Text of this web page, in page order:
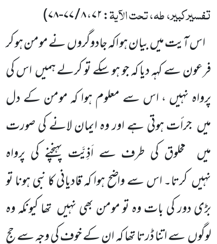
تفسیرکبیر، طہ، تحت الآیۃ: ۷۲، ۸ / ۷۷-۷۸
)
اس آیت میںبیان ہو اکہ جادوگروںنے مومن ہو کر
فرعون سے کہہ دیا کہ جو ہو سکے تو کرلے ہمیںاس کی
پرواہنہیں ، اس سے معلوم ہوا کہ مومن کے دل
میں جرأت ہوتی ہے اور وہ ایمان لانے کی صورت
میں مخلوق کی طرف سے اَذِیَّت پہنچنے کی پرواہ
نہیںکرتا۔ اس سے واضح ہوا کہ قادیانی کا نبی ہونا تو
بڑی دور کی بات وہ تو مومن بھی نہیں تھا کیونکہ وہ
لوگوںسے اتنا ڈرتا تھا کہ ان کے خوف کی وجہ سے حج